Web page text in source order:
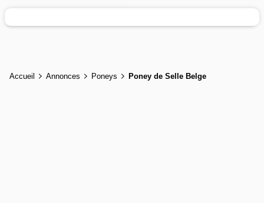
Accueil Annonces Poneys Poney de Selle Belge